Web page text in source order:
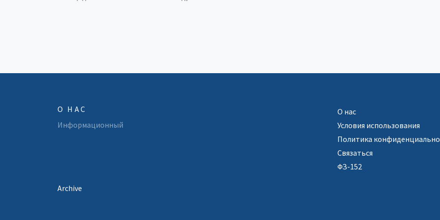
О НАС
Информационный
О нас
Условия использования
Политика
Связаться
ФЗ-152
Archive